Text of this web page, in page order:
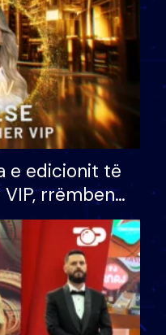
e edicionit të
rrëmben
mijë eurosh